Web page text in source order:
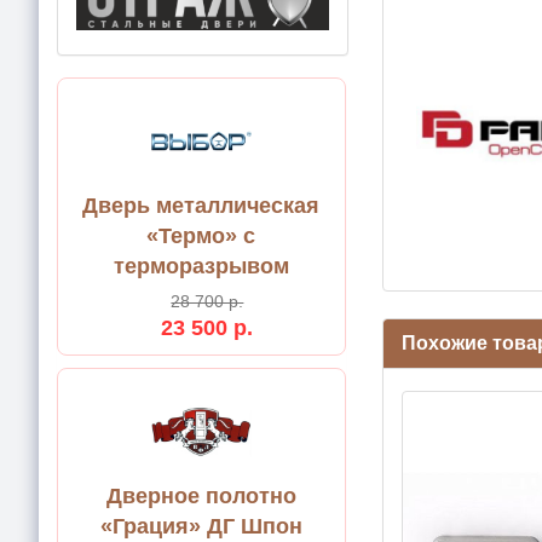
Дверь металлическая
«Термо» с
терморазрывом
28 700 р.
23 500 р.
Дверное полотно
«Грация» ДГ Шпон
Похожие